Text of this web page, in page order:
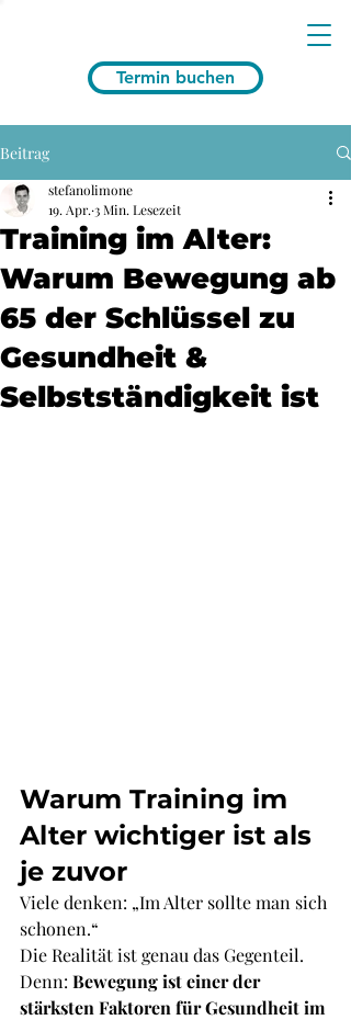
Termin buchen
Beitrag
Training im Alter:
Warum Bewegung ab
65 der Schlüssel zu
Gesundheit &
Selbstständigkeit ist
stefanolimone
19. Apr. 3 Min. Lesezeit
Warum Training im
Alter wichtiger ist als
je zuvor
Viele denken: „Im Alter sollte man sich
schonen.“
Die Realität ist genau das Gegenteil.
Denn: Bewegung ist einer der
stärksten Faktoren für Gesundheit im